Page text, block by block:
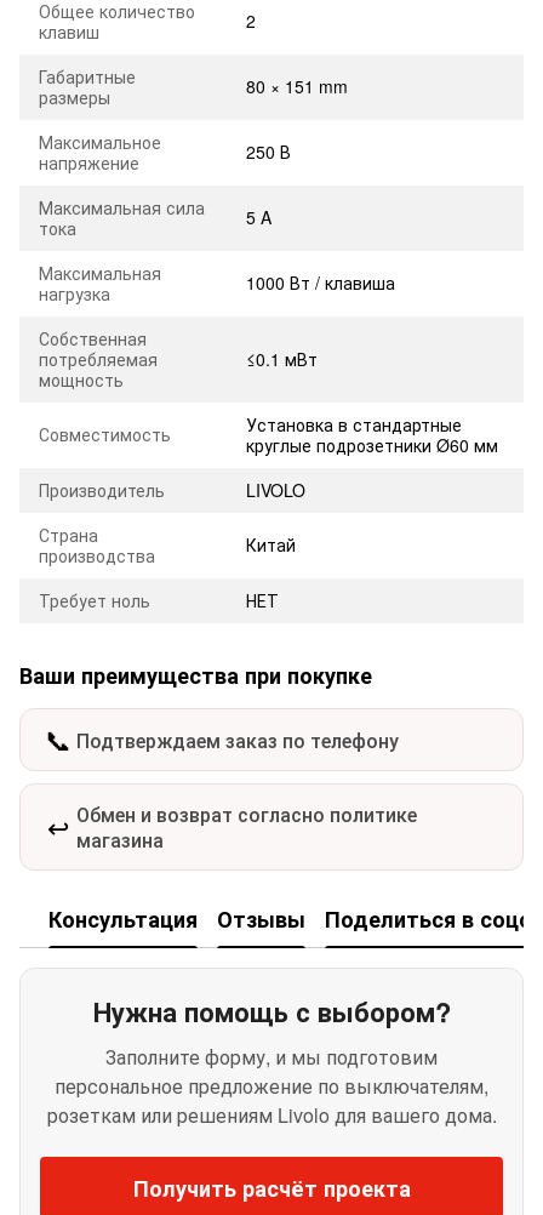
Общее количество
клавиш
2
Габаритные
размеры
80 × 151 mm
Максимальное
напряжение
250 В
Максимальная сила
тока
5 A
Максимальная
нагрузка
1000 Вт / клавиша
Собственная
потребляемая
мощность
≤0.1 мВт
Совместимость
Установка в стандартные
круглые подрозетники Ø60 мм
Производитель
LIVOLO
Страна
производства
Китай
Требует ноль НЕТ
Ваши преимущества при покупке
📞 Подтверждаем заказ по телефону
↩️ Обмен и возврат согласно политике
магазина
Консультация Отзывы Поделиться в
Нужна помощь с выбором?
Заполните форму, и мы подготовим
персональное предложение по выключателям,
розеткам или решениям Livolo для вашего дома.
Получить расчёт проекта